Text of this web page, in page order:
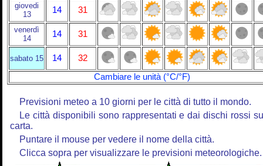
giovedi
13
14 31
venerdì
14
14 31
sabato 15 14
32
Cambiare le unità (°C/°F)
Previsioni meteo a 10 giorni per le città di tutto il mondo.
Le città disponibili sono rappresentati e dai dischi rossi
carta.
Puntare il mouse per vedere il nome della città.
Clicca sopra per visualizzare le previsioni meteorologiche.